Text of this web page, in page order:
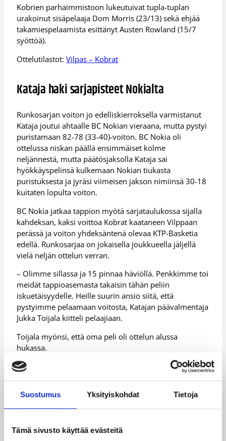
Suostumus Yksityiskohdat Tietoja
Tämä sivusto käyttää evästeitä
Kobrien parhaimmistoon lukeutuivat tupla-tuplan
urakoinut sisäpelaaja Dom Morris (23/13) sekä ehjää
takamiespelaamista esittänyt Austen Rowland (15/7
syöttöä).
Ottelutilastot:Vilpas – Kobrat
Kataja haki sarjapisteet Nokialta
Runkosarjan voiton jo edelliskierroksella varmistanut
Kataja joutui ahtaalle BC Nokian vieraana, mutta pystyi
puristamaan 82-78 (33-40)-voiton. BC Nokia oli
ottelussa niskan päällä ensimmäiset kolme
neljännestä, mutta päätösjaksolla Kataja sai
hyökkäyspelinsä kulkemaan Nokian tiukasta
puristuksesta ja jyräsi viimeisen jakson nimiinsä 30-18
kuitaten lopulta voiton.
BC Nokia jatkaa tappion myötä sarjataulukossa sijalla
kahdeksan, kaksi voittoa Kobrat kaataneen Vilppaan
perässä ja voiton yhdeksäntenä olevaa KTP-Basketia
edellä. Runkosarjaa on jokaisella joukkueella jäljellä
vielä neljän ottelun verran.
– Olimme sillassa ja 15 pinnaa häviöllä. Penkkimme toi
meidät tappioasemasta takaisin tähän peliin
iskuetäisyydelle. Heille suurin ansio siitä, että
pystyimme pelaamaan voitosta, Katajan päävalmentaja
Jukka Toijala kiitteli pelaajiaan.
Toijala myönsi, että oma peli oli ottelun alussa
hukassa.
– Vaikea peli. Fokus oli aamupelissä aika pitkään
oli, mutta pystyimme kääntämän pelin. Nokian energia
oli kolme neljännestä paljon parempi kuin meillä,